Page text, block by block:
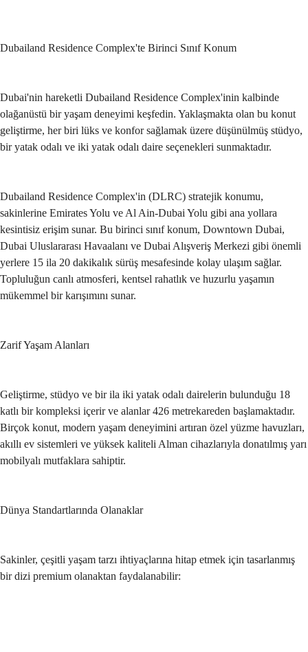
Dubailand Residence Complex'te Birinci Sınıf Konum
Dubai'nin hareketli Dubailand Residence Complex'inin kalbinde
olağanüstü bir yaşam deneyimi keşfedin. Yaklaşmakta olan bu konut
geliştirme, her biri lüks ve konfor sağlamak üzere düşünülmüş stüdyo,
bir yatak odalı ve iki yatak odalı daire seçenekleri sunmaktadır.
Dubailand Residence Complex'in (DLRC) stratejik konumu,
sakinlerine Emirates Yolu ve Al Ain-Dubai Yolu gibi ana yollara
kesintisiz erişim sunar. Bu birinci sınıf konum, Downtown Dubai,
Dubai Uluslararası Havaalanı ve Dubai Alışveriş Merkezi gibi önemli
yerlere 15 ila 20 dakikalık sürüş mesafesinde kolay ulaşım sağlar.
Topluluğun canlı atmosferi, kentsel rahatlık ve huzurlu yaşamın
mükemmel bir karışımını sunar.
Zarif Yaşam Alanları
Geliştirme, stüdyo ve bir ila iki yatak odalı dairelerin bulunduğu 18
katlı bir kompleksi içerir ve alanlar 426 metrekareden başlamaktadır.
Birçok konut, modern yaşam deneyimini artıran özel yüzme havuzları,
akıllı ev sistemleri ve yüksek kaliteli Alman cihazlarıyla donatılmış yarı
mobilyalı mutfaklara sahiptir.
Dünya Standartlarında Olanaklar
Sakinler, çeşitli yaşam tarzı ihtiyaçlarına hitap etmek için tasarlanmış
bir dizi premium olanaktan faydalanabilir: